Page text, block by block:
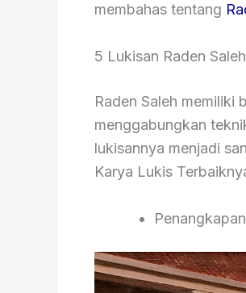
membahas tentang
5 Lukisan Raden
Raden Saleh memiliki
menggabungkan
lukisannya menjadi
Karya Lukis